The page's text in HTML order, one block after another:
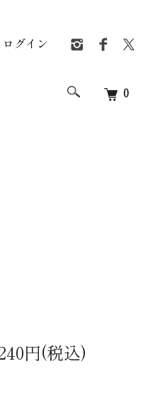
0
ログイン
円(税込)